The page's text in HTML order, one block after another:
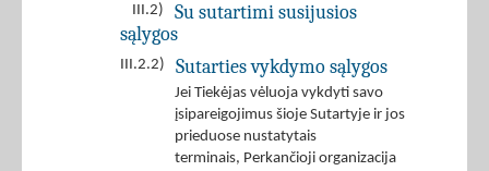
III.2)
Su sutartimi susijusios
sąlygos
III.2.2) Sutarties vykdymo sąlygos
Jei Tiekėjas vėluoja vykdyti savo
įsipareigojimus šioje Sutartyje ir jos
prieduose nustatytais
terminais, Perkančioji organizacija